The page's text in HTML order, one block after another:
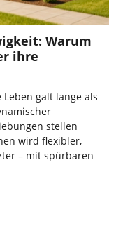
Warum
ihre
galt lange als
stellen
wird flexibler,
– mit spürbaren